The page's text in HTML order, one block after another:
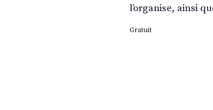
l’organise, ainsi
Gratuit